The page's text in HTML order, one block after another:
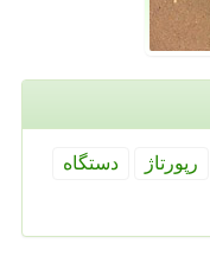
رپورتاژ
دستگاه